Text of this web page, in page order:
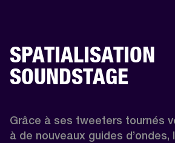
SPATIALISATION
SOUNDSTAGE
Grâce à ses tweeters tournés
à de nouveaux guides d’ondes,